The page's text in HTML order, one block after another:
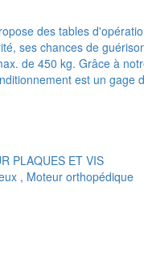
des tables
ses chances de
de 450 kg. Grâce à
est un
PLAQUES ET VIS
, Moteur orthopédique